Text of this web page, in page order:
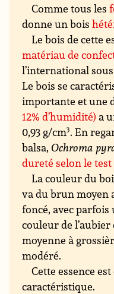
Comme tous les
donne un bois
Le bois de cette
matériau de
l’international
Le bois se
importante et une
12% d’humidité) a
0,93 g/cm3. En
balsa, Ochroma
dureté selon le test
La couleur du
va du brun moyen
foncé, avec
couleur de
moyenne à
modéré.
Cette essence
caractéristique.